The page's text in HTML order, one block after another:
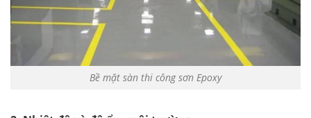
Bề mặt sàn thi công sơn Epoxy